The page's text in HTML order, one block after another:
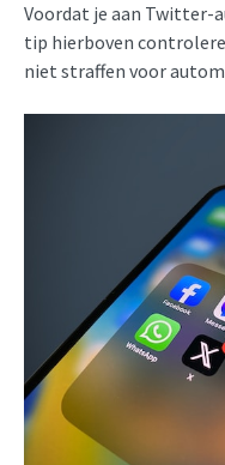
Voordat je aan Twitter-
tip hierboven
niet straffen voor